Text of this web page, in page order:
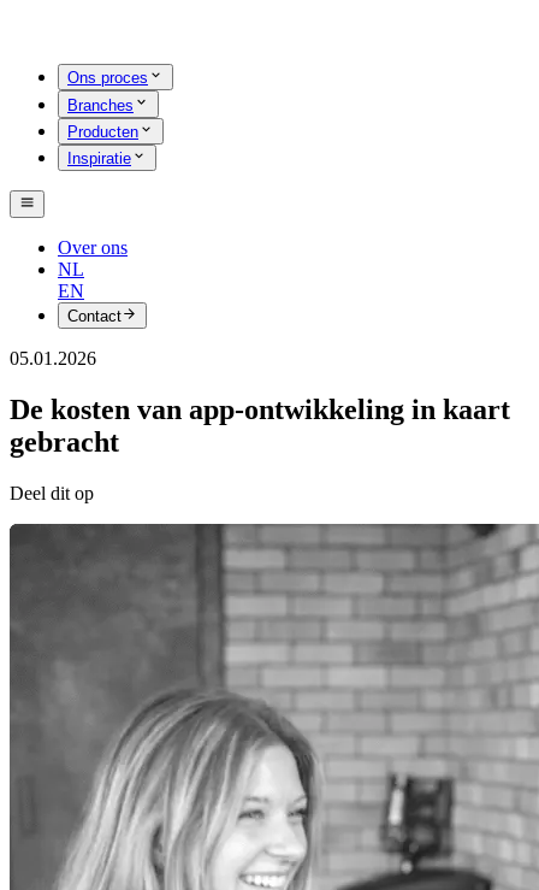
Ons proces
Branches
Producten
Inspiratie
Over ons
NL
EN
Contact
05.01.2026
De kosten van app-ontwikkeling in kaart
gebracht
Deel dit op